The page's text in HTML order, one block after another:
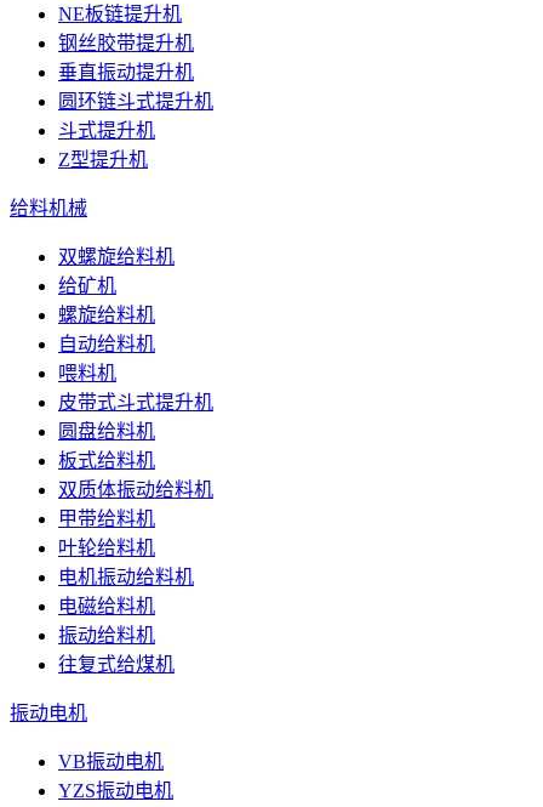
NE板链提升机
钢丝胶带提升机
垂直振动提升机
圆环链斗式提升机
斗式提升机
Z型提升机
给料机械
双螺旋给料机
给矿机
螺旋给料机
自动给料机
喂料机
皮带式斗式提升机
圆盘给料机
板式给料机
双质体振动给料机
甲带给料机
叶轮给料机
电机振动给料机
电磁给料机
振动给料机
往复式给煤机
振动电机
VB振动电机
YZS振动电机